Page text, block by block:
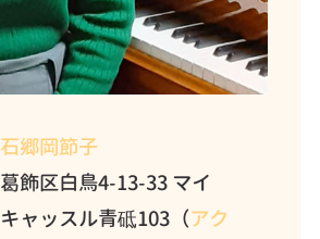
石郷岡節子
葛飾区白鳥4-13-33 マイ
キャッスル青砥103（アク